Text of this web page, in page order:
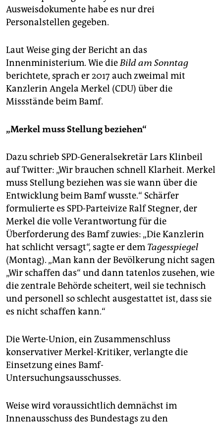
Ausweisdokumente habe es nur drei
Personalstellen gegeben.
Laut Weise ging der Bericht an das
Innenministerium. Wie dieBild am Sonntag
berichtete, sprach er 2017 auch zweimal mit
Kanzlerin Angela Merkel (CDU) über die
Missstände beim Bamf.
„Merkel muss Stellung beziehen“
Dazu schrieb SPD-Generalsekretär Lars Klinbeil
auf Twitter: „Wir brauchen schnell Klarheit. Merkel
muss Stellung beziehen was sie wann über die
Entwicklung beim Bamf wusste.“ Schärfer
formulierte es SPD-Parteivize Ralf Stegner, der
Merkel die volle Verantwortung für die
Überforderung des Bamf zuwies: „Die Kanzlerin
hat schlicht versagt“, sagte er dem Tagesspiegel
(Montag). „Man kann der Bevölkerung nicht sagen
„Wir schaffen das“ und dann tatenlos zusehen, wie
die zentrale Behörde scheitert, weil sie technisch
und personell so schlecht ausgestattet ist, dass sie
es nicht schaffen kann.“
Die Werte-Union, ein Zusammenschluss
konservativer Merkel-Kritiker, verlangte die
Einsetzung eines Bamf-
Untersuchungsausschusses.
Weise wird voraussichtlich demnächst im
Innenausschuss des Bundestags zu den